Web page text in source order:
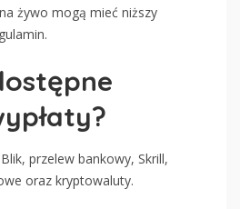
żywo mogą mieć niższy
przelew bankowy, Skrill,
oraz kryptowaluty.